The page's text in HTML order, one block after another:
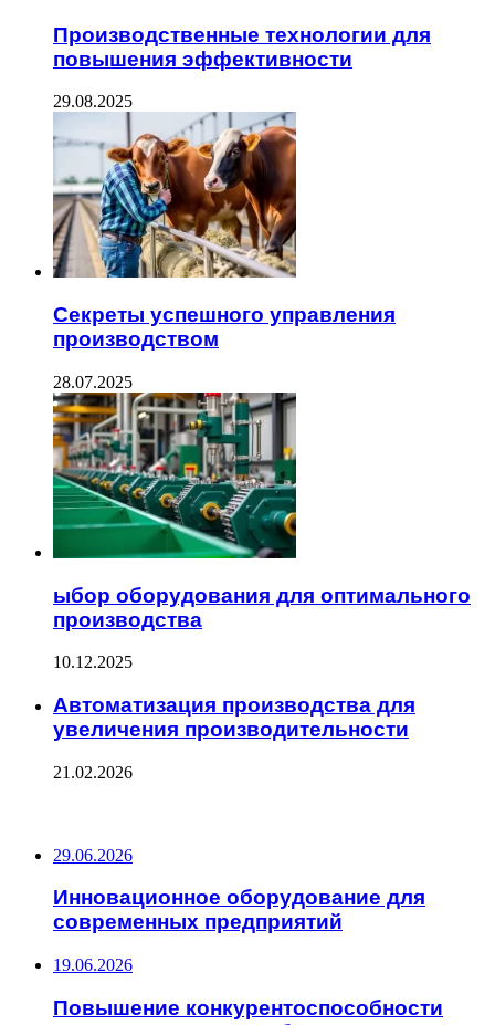
Производственные технологии для
повышения эффективности
29.08.2025
Секреты успешного управления
производством
28.07.2025
ыбор оборудования для оптимального
производства
10.12.2025
Автоматизация производства для
увеличения производительности
21.02.2026
29.06.2026
Инновационное оборудование для
современных предприятий
19.06.2026
Повышение конкурентоспособности